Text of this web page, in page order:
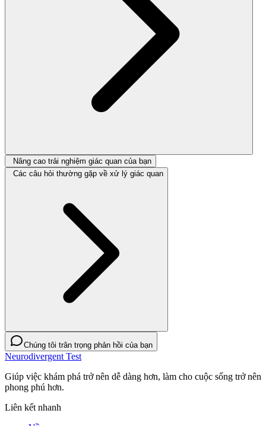
Nâng cao trải nghiệm giác quan của bạn
Các câu hỏi thường gặp về xử lý giác quan
Chúng tôi trân trọng phản hồi của bạn
Neurodivergent Test
Giúp việc khám phá trở nên dễ dàng hơn, làm cho cuộc sống trở nên
phong phú hơn.
Liên kết nhanh